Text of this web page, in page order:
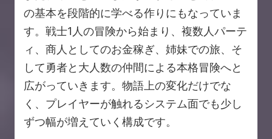
の基本を段階的に学べる作りにもなっていま
す。戦士1人の冒険から始まり、複数人パーテ
ィ、商人としてのお金稼ぎ、姉妹での旅、そ
して勇者と大人数の仲間による本格冒険へと
広がっていきます。物語上の変化だけでな
く、プレイヤーが触れるシステム面でも少し
ずつ幅が増えていく構成です。